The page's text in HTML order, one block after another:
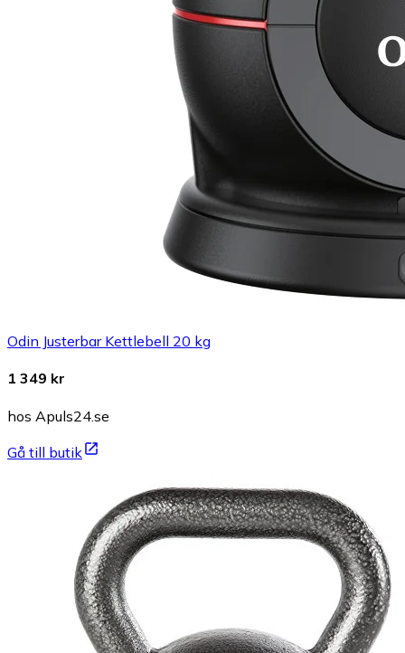
Odin Justerbar Kettlebell 20 kg
1 349 kr
hos Apuls24.se
Gå till butik